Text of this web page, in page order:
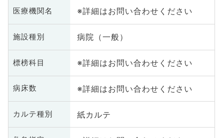
医療機関名 ※詳細はお問い合わせください
施設種別 病院（一般）
標榜科目 ※詳細はお問い合わせください
病床数 ※詳細はお問い合わせください
カルテ種別 紙カルテ